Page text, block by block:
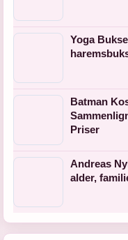
Yoga
Batman
Priser
Andreas
alder,